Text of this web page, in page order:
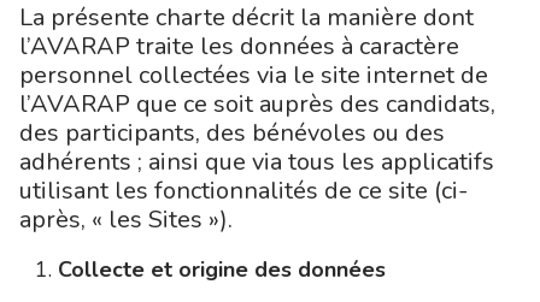
La présente charte décrit la manière dont
l’AVARAP traite les données à caractère
personnel collectées via le site internet de
l’AVARAP que ce soit auprès des candidats,
des participants, des bénévoles ou des
adhérents ; ainsi que via tous les applicatifs
utilisant les fonctionnalités de ce site (ci-
après, « les Sites »).
Collecte et origine des données